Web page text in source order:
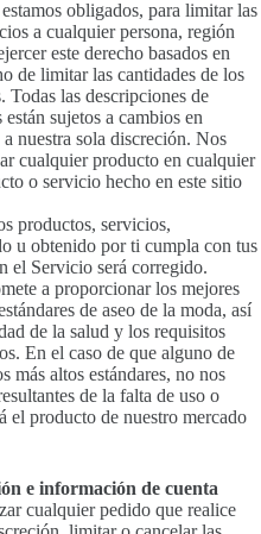
obligados, para limitar las
a cualquier persona, región
este derecho basados en
de limitar las cantidades de los
Todas las descripciones de
sujetos a cambios en
nuestra sola discreción. Nos
cualquier producto en cualquier
o servicio hecho en este sitio
productos, servicios,
u obtenido por ti cumpla con tus
el Servicio será corregido.
a proporcionar los mejores
de aseo de la moda, así
de la salud y los requisitos
En el caso de que alguno de
más altos estándares, no nos
de la falta de uso o
el producto de nuestro mercado
e información de cuenta
cualquier pedido que realice